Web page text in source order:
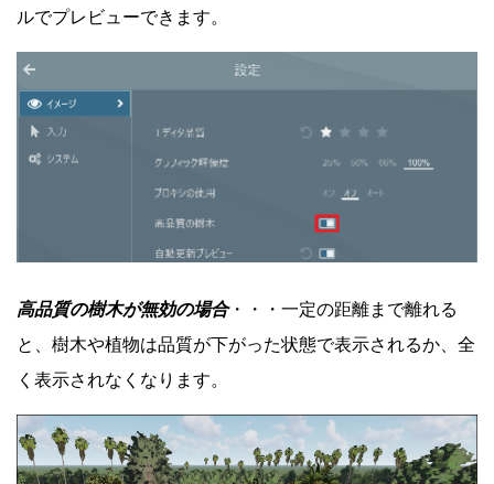
ルでプレビューできます。
高品質の樹木が無効の場合・・・一定の距離まで離れる
と、樹木や植物は品質が下がった状態で表示されるか、全
く表示されなくなります。